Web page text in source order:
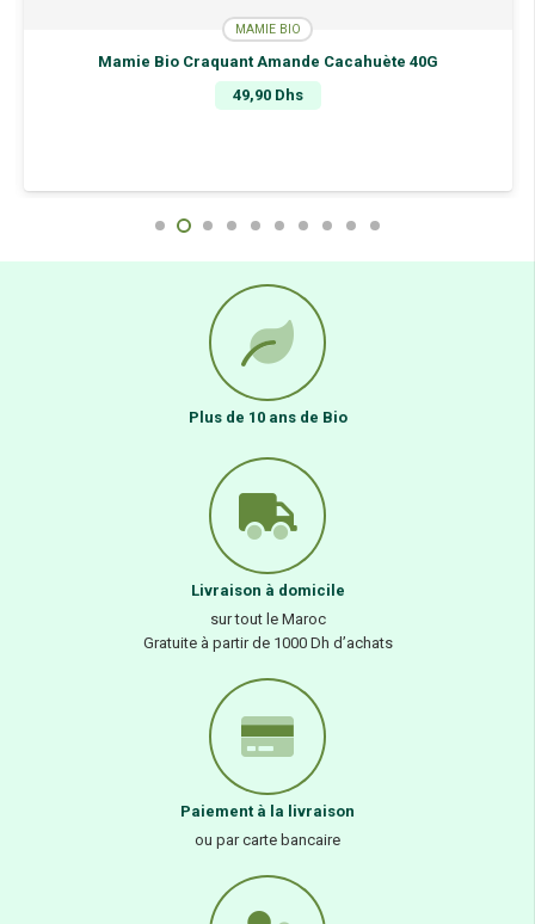
MAMIE BIO
Mamie Bio Craquant Amande Cacahuète 40G
49,90 Dhs
Plus de 10 ans de Bio
Livraison à domicile
sur tout le Maroc
Gratuite à partir de 1000 Dh d’achats
Paiement à la livraison
ou par carte bancaire